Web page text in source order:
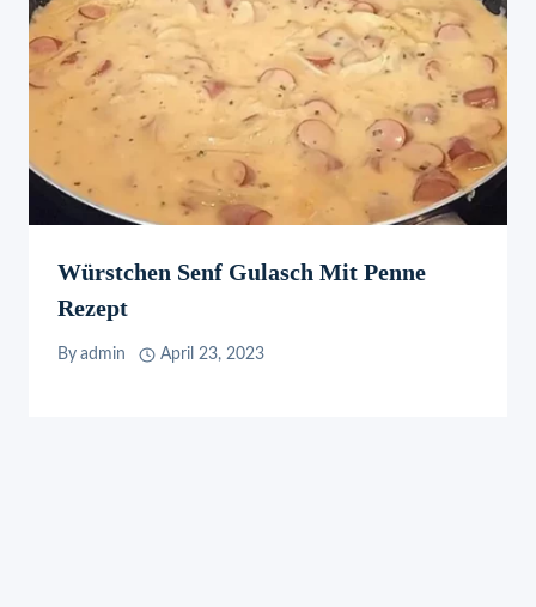
Würstchen Senf Gulasch Mit Penne
Rezept
By admin April 23, 2023